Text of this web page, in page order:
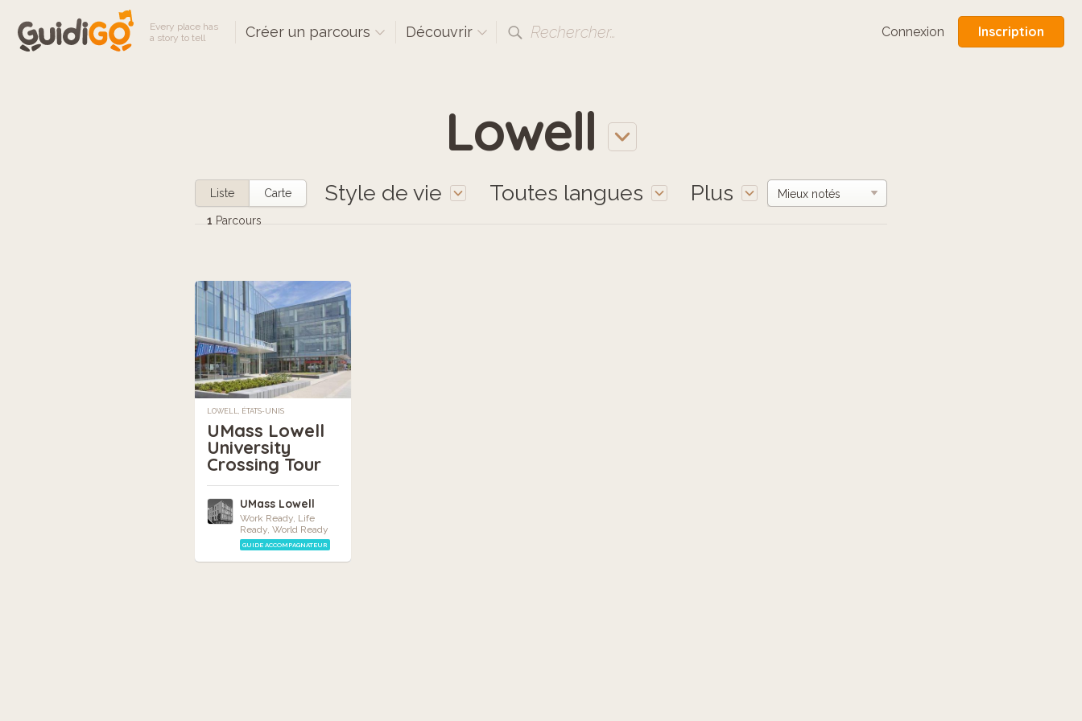
Every place has
a story to tell
Créer un parcours Découvrir Rechercher… Connexion Inscription
Lowell
Style de vie Toutes langues Plus
Liste Carte
1 Parcours
LOWELL, ÉTATS-UNIS
UMass Lowell
University
Crossing Tour
UMass Lowell
Work Ready, Life
Ready, World Ready
GUIDE ACCOMPAGNATEUR